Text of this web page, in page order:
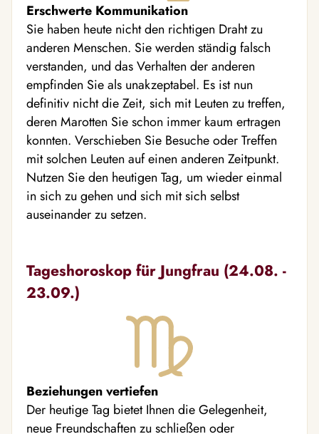
Erschwerte Kommunikation
Sie haben heute nicht den richtigen Draht zu
anderen Menschen. Sie werden ständig falsch
verstanden, und das Verhalten der anderen
empfinden Sie als unakzeptabel. Es ist nun
definitiv nicht die Zeit, sich mit Leuten zu treffen,
deren Marotten Sie schon immer kaum ertragen
konnten. Verschieben Sie Besuche oder Treffen
mit solchen Leuten auf einen anderen Zeitpunkt.
Nutzen Sie den heutigen Tag, um wieder einmal
in sich zu gehen und sich mit sich selbst
auseinander zu setzen.
Tageshoroskop für Jungfrau (24.08. -
23.09.)
Beziehungen vertiefen
Der heutige Tag bietet Ihnen die Gelegenheit,
neue Freundschaften zu schließen oder